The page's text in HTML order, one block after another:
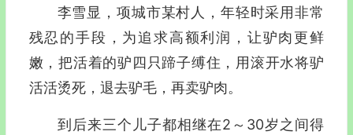
李雪显，项城市某村人，年轻时采用非常
残忍的手段，为追求高额利润，让驴肉更鲜
嫩，把活着的驴四只蹄子缚住，用滚开水将驴
活活烫死，退去驴毛，再卖驴肉。
到后来三个儿子都相继在2～30岁之间得